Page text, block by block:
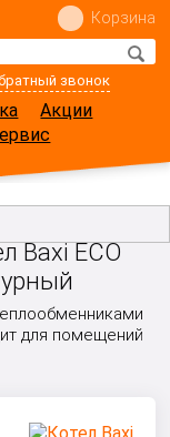
звонок
Корзина
Акции
Baxi ECO
для помещений